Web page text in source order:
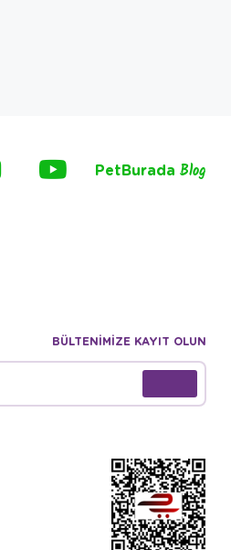
PetBurada Blog
BÜLTENİMİZE KAYIT OLUN